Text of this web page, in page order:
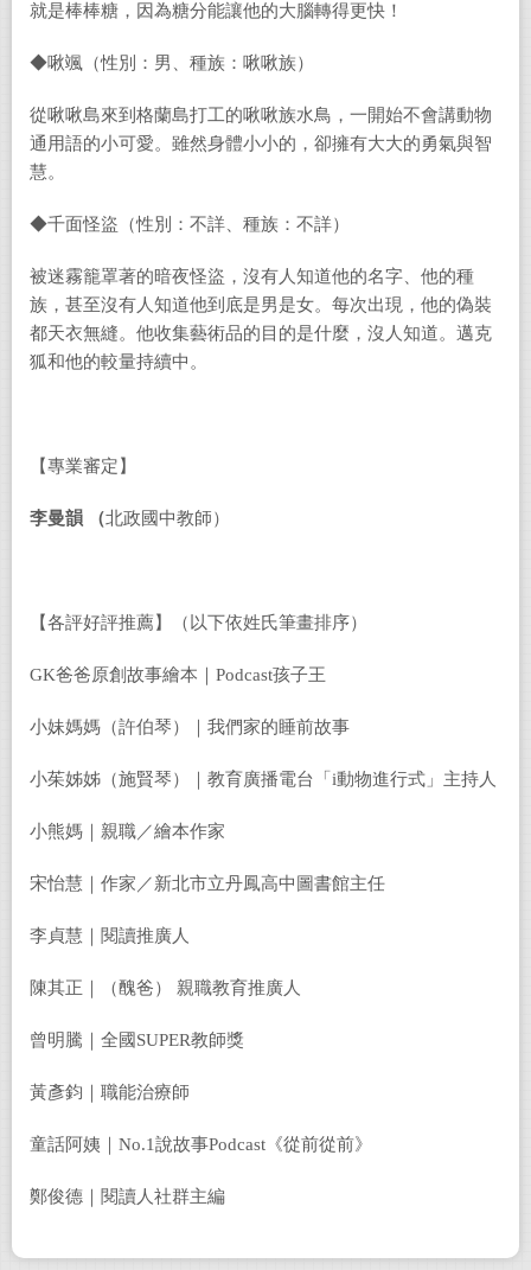
就是棒棒糖，因為糖分能讓他的大腦轉得更快！
◆啾颯（性別：男、種族：啾啾族）
從啾啾島來到格蘭島打工的啾啾族水鳥，一開始不會講動物
通用語的小可愛。雖然身體小小的，卻擁有大大的勇氣與智
慧。
◆千面怪盜（性別：不詳、種族：不詳）
被迷霧籠罩著的暗夜怪盜，沒有人知道他的名字、他的種
族，甚至沒有人知道他到底是男是女。每次出現，他的偽裝
都天衣無縫。他收集藝術品的目的是什麼，沒人知道。邁克
狐和他的較量持續中。
【專業審定】
李曼韻 （北政國中教師）
【各評好評推薦】（以下依姓氏筆畫排序）
GK爸爸原創故事繪本｜ Podcast孩子王
小妹媽媽（許伯琴）｜我們家的睡前故事
小茱姊姊（施賢琴）｜教育廣播電台「 i動物進行式」主持人
小熊媽｜親職／繪本作家
宋怡慧｜作家／新北市立丹鳳高中圖書館主任
李貞慧｜閱讀推廣人
陳其正｜（醜爸） 親職教育推廣人
曾明騰｜全國 SUPER教師獎
黃彥鈞｜職能治療師
童話阿姨｜ No.1說故事Podcast 《從前從前》
鄭俊德｜閱讀人社群主編